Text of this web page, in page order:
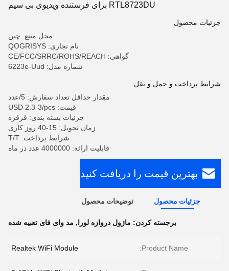
RTL8723DU برای فرستنده ویدیوی بی سیم
جزئیات محصول
محل منبع: چین
نام تجاری: QOGRISYS
گواهی: CE/FCC/SRRC/ROHS/REACH
شماره مدل: 6223e-Uud
شرایط پرداخت و حمل و نقل
مقدار حداقل تعداد سفارش: 5/عدد
قیمت: USD 2.3-3/pcs
جزئیات بسته بندی: قرقره
زمان تحویل: 15-40 روز کاری
شرایط پرداخت: T/T
قابلیت ارائه: 4000000 عدد در ماه
بهترین قیمت را دریافت کنید
جزئیات محصول توضیحات محصول
برجسته کردن: ماژول دروازه لورا , مد وای فای تعبیه شده
Product Name:
Realtek WiFi Module